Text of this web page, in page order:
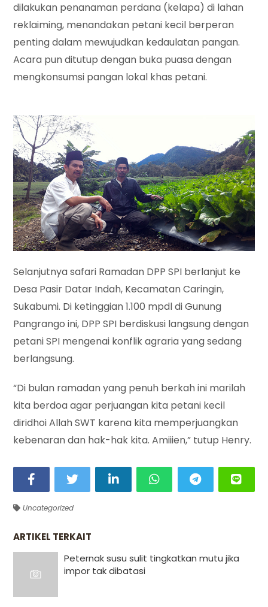
dilakukan penanaman perdana (kelapa) di lahan
reklaiming, menandakan petani kecil berperan
penting dalam mewujudkan kedaulatan pangan.
Acara pun ditutup dengan buka puasa dengan
mengkonsumsi pangan lokal khas petani.
Selanjutnya safari Ramadan DPP SPI berlanjut ke
Desa Pasir Datar Indah, Kecamatan Caringin,
Sukabumi. Di ketinggian 1.100 mpdl di Gunung
Pangrango ini, DPP SPI berdiskusi langsung dengan
petani SPI mengenai konflik agraria yang sedang
berlangsung.
“Di bulan ramadan yang penuh berkah ini marilah
kita berdoa agar perjuangan kita petani kecil
diridhoi Allah SWT karena kita memperjuangkan
kebenaran dan hak-hak kita. Amiiien,” tutup Henry.
Uncategorized
ARTIKEL TERKAIT
Peternak susu sulit tingkatkan mutu jika
impor tak dibatasi